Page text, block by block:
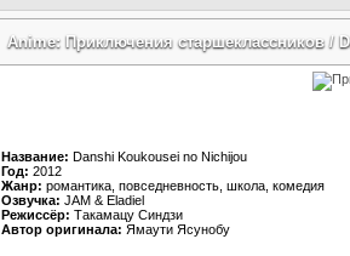
Anime: Приключения старшеклассников /
Название: Danshi Koukousei no Nichijou
Год: 2012
Жанр: романтика, повседневность, школа, комедия
Озвучка: JAM & Eladiel
Режиссёр: Такамацу Синдзи
Автор оригинала: Ямаути Ясунобу